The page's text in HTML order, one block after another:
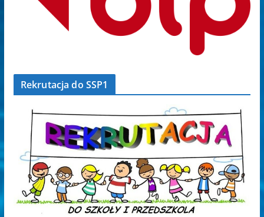
Rekrutacja do SSP1